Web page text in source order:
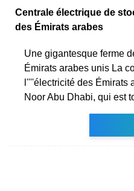
Centrale électrique de
des Émirats arabes
Une gigantesque ferme
Émirats arabes unis La
l''''électricité des Émirats
Noor Abu Dhabi, qui est